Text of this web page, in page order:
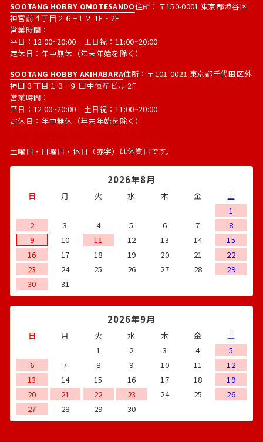
SOOTANG HOBBY OMOTESANDO住所：〒150-0001 東京都渋谷区
神宮前４丁目２６−１２ 1F・2F
営業時間：
平日：12:00~20:00 土日祝：11:00~20:00
定休日：年中無休（年末年始を除く）
SOOTANG HOBBY AKIHABARA住所：〒101-0021 東京都千代田区外
神田３丁目１３−９ 田中恒産ビル 2F
営業時間：
平日：12:00~20:00 土日祝：11:00~20:00
定休日：年中無休（年末年始を除く）
土曜日・日曜日・休日（赤字）は休業日です。
2026年8月
日 月 火 水 木 金
土
1
2
3 4 5 6 7
8
9
10 11 12 13 14
15
16
17 18 19 20 21
22
23
24 25 26 27 28
29
30
31
2026年9月
日 月 火 水 木 金
土
1
2 3 4
5
6
7 8 9 10 11
12
13
14 15 16 17 18
19
20
21 22 23 24 25
26
27
28 29 30